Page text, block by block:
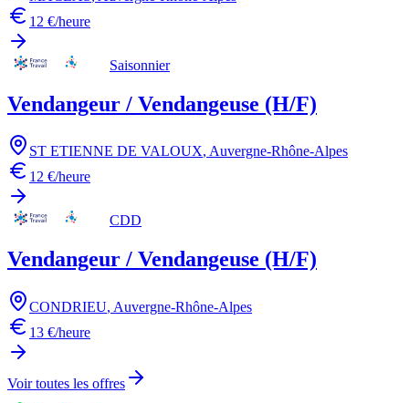
12 €/heure
Saisonnier
Vendangeur / Vendangeuse (H/F)
ST ETIENNE DE VALOUX, Auvergne-Rhône-Alpes
12 €/heure
CDD
Vendangeur / Vendangeuse (H/F)
CONDRIEU, Auvergne-Rhône-Alpes
13 €/heure
Voir toutes les offres